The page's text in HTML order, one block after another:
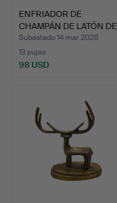
ENFRIADOR DE
CHAMPÁN DE LATÓN DE
DISEÑO CO…
Subastado 14 mar 2026
13 pujas
98 USD